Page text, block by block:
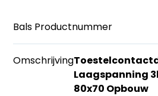
Bals Productnummer
Omschrijving
Laagspanning
80x70 Opbouw